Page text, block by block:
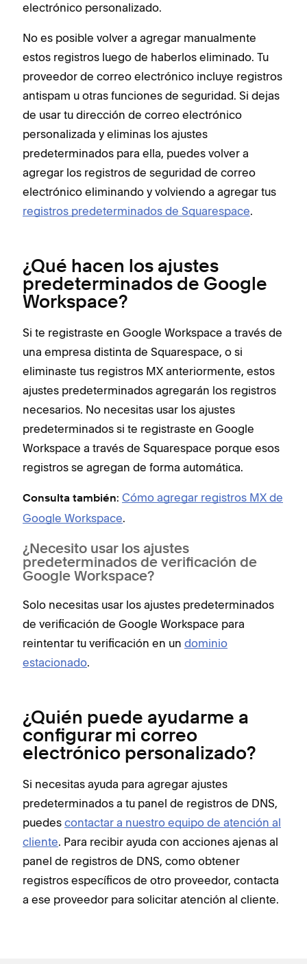
electrónico personalizado.
No es posible volver a agregar manualmente
estos registros luego de haberlos eliminado. Tu
proveedor de correo electrónico incluye registros
antispam u otras funciones de seguridad. Si dejas
de usar tu dirección de correo electrónico
personalizada y eliminas los ajustes
predeterminados para ella, puedes volver a
agregar los registros de seguridad de correo
electrónico eliminando y volviendo a agregar tus
registros predeterminados de Squarespace.
¿Qué hacen los ajustes
predeterminados de Google
Workspace?
Si te registraste en Google Workspace a través de
una empresa distinta de Squarespace, o si
eliminaste tus registros MX anteriormente, estos
ajustes predeterminados agregarán los registros
necesarios. No necesitas usar los ajustes
predeterminados si te registraste en Google
Workspace a través de Squarespace porque esos
registros se agregan de forma automática.
Consulta también: Cómo agregar registros MX de
Google Workspace.
¿Necesito usar los ajustes
predeterminados de verificación de
Google Workspace?
Solo necesitas usar los ajustes predeterminados
de verificación de Google Workspace para
reintentar tu verificación en un dominio
estacionado.
¿Quién puede ayudarme a
configurar mi correo
electrónico personalizado?
Si necesitas ayuda para agregar ajustes
predeterminados a tu panel de registros de DNS,
puedes contactar a nuestro equipo de atención al
cliente. Para recibir ayuda con acciones ajenas al
panel de registros de DNS, como obtener
registros específicos de otro proveedor, contacta
a ese proveedor para solicitar atención al cliente.